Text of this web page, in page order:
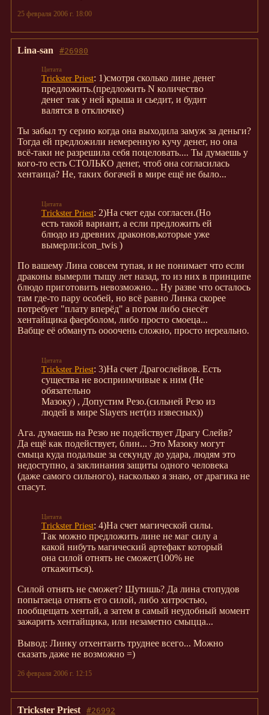
25 февраля 2006 г. 18:00
#26980
Lina-san
Trickster Priest: 1)смотря сколько лине денег
предложить.(предложить N количество
денег так у ней крыша и сьедит, и будит
валятся в отключке)
Ты забыл ту серию когда она выходила замуж за деньги?
Тогда ей предложили немеренную кучу денег, но она
всё-таки не разрешила себя поцеловать.... Ты думаешь у
кого-то есть СТОЛЬКО денег, чтоб она согласилась
хентаица? Не, таких богачей в мире ещё не было...
Trickster Priest: 2)На счет еды согласен.(Но
есть такой вариант, а если предложить ей
блюдо из древних драконов,которые уже
вымерли:icon_twis )
По вашему Лина совсем тупая, и не понимает что если
драконы вымерли тыщу лет назад, то из них в принципе
блюдо приготовить невозможно... Ну разве что осталось
там где-то пару особей, но всё равно Линка скорее
потребует "плату вперёд" а потом либо снесёт
хентайщика фаерболом, либо просто смоеца...
Вабще её обмануть оооочень сложно, просто нереально.
Trickster Priest: 3)На счет Драгослейвов. Есть
существа не восприимчивые к ним (Не
обязательно
Мазоку) , Допустим Резо.(сильней Резо из
людей в мире Slayers нет(из извесных))
Ага. думаешь на Резю не подействует Драгу Слейв?
Да ещё как подействует, блин... Это Мазоку могут
смыца куда подальше за секунду до удара, людям это
недоступно, а заклинания защиты одного человека
(даже самого сильного), насколько я знаю, от драгика не
спасут.
Trickster Priest: 4)На счет магической силы.
Так можно предложить лине не маг силу а
какой нибуть магический артефакт который
она силой отнять не сможет(100% не
откажиться).
Силой отнять не сможет? Шутишь? Да лина стопудов
попытаеца отнять его силой, либо хитростью,
пообщещать хентай, а затем в самый неудобный момент
зажарить хентайщика, или незаметно смыцца...
Вывод: Линку отхентаить труднее всего... Можно
сказать даже не возможно =)
26 февраля 2006 г. 12:15
#26992
Trickster Priest